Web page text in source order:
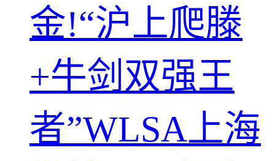
金!“沪上爬滕
+牛剑双强王
者”WLSA上海